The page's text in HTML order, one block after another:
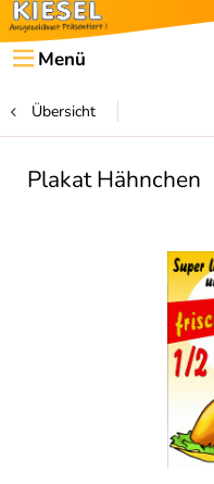
Menü
Übersicht
Plakat Hähnchen